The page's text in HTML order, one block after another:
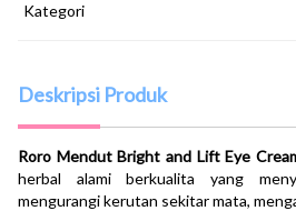
Kategori
Deskripsi Produk
Roro Mendut Bright and Lift Eye
herbal alami berkualita yang
mengurangi kerutan sekitar mata,